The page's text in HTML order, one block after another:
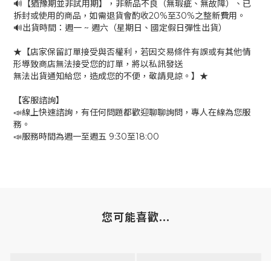
🔊【猶豫期並非試用期】，非新品不良（無瑕疵、無故障）、已
拆封或使用的商品，如需退貨會酌收20%至30%之整新費用。
🔊出貨時間：週一 ~ 週六（星期日、國定假日彈性出貨）
★【店家保留訂單接受與否權利，若因交易條件有誤或有其他情
形導致商店無法接受您的訂單，將以私訊發送
無法出貨通知給您，造成您的不便，敬請見諒。】★
【客服諮詢】
📣線上快速諮詢，有任何問題都歡迎聊聊詢問，專人在線為您服
務。
📣服務時間為週一至週五 9:30至18:00
您可能喜歡...